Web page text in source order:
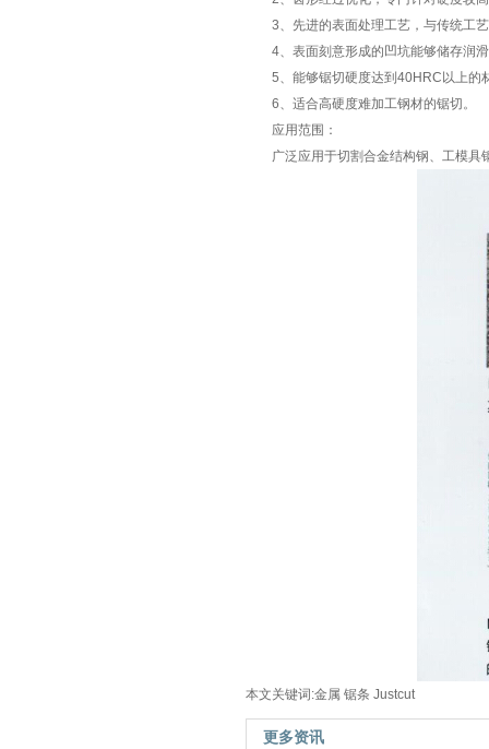
3、先进的表面处理工艺，与传统工
4、表面刻意形成的凹坑能够储存润
5、能够锯切硬度达到40HRC以上的
6、适合高硬度难加工钢材的锯切。
应用范围：
广泛应用于切割合金结构钢、工模
本文关键词:金属 锯条 Justcut
更多资讯